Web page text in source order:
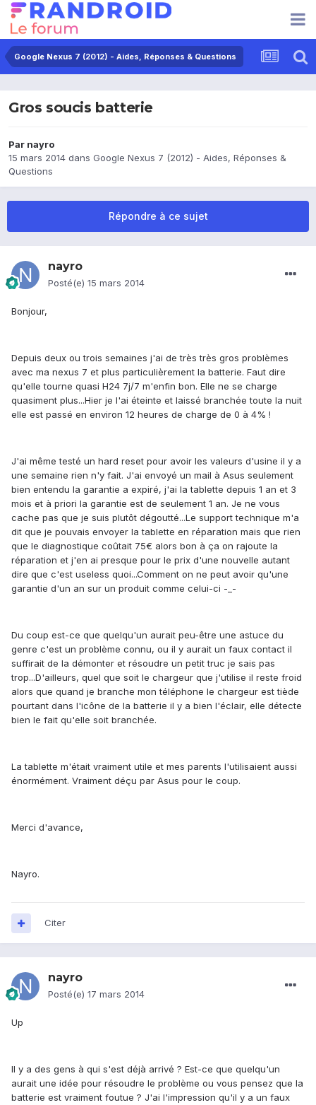
Google Nexus 7 (2012) - Aides, Réponses & Questions
Gros soucis batterie
Par nayro
15 mars 2014 dans Google Nexus 7 (2012) - Aides, Réponses &
Questions
Répondre à ce sujet
nayro
Posté(e) 15 mars 2014
Bonjour,
Depuis deux ou trois semaines j'ai de très très gros problèmes
avec ma nexus 7 et plus particulièrement la batterie. Faut dire
qu'elle tourne quasi H24 7j/7 m'enfin bon. Elle ne se charge
quasiment plus...Hier je l'ai éteinte et laissé branchée toute la nuit
elle est passé en environ 12 heures de charge de 0 à 4% !
J'ai même testé un hard reset pour avoir les valeurs d'usine il y a
une semaine rien n'y fait. J'ai envoyé un mail à Asus seulement
bien entendu la garantie a expiré, j'ai la tablette depuis 1 an et 3
mois et à priori la garantie est de seulement 1 an. Je ne vous
cache pas que je suis plutôt dégoutté...Le support technique m'a
dit que je pouvais envoyer la tablette en réparation mais que rien
que le diagnostique coûtait 75€ alors bon à ça on rajoute la
réparation et j'en ai presque pour le prix d'une nouvelle autant
dire que c'est useless quoi...Comment on ne peut avoir qu'une
garantie d'un an sur un produit comme celui-ci -_-
Du coup est-ce que quelqu'un aurait peu-être une astuce du
genre c'est un problème connu, ou il y aurait un faux contact il
suffirait de la démonter et résoudre un petit truc je sais pas
trop...D'ailleurs, quel que soit le chargeur que j'utilise il reste froid
alors que quand je branche mon téléphone le chargeur est tiède
pourtant dans l'icône de la batterie il y a bien l'éclair, elle détecte
bien le fait qu'elle soit branchée.
La tablette m'était vraiment utile et mes parents l'utilisaient aussi
énormément. Vraiment déçu par Asus pour le coup.
Merci d'avance,
Nayro.
Citer
nayro
Posté(e) 17 mars 2014
Up
Il y a des gens à qui s'est déjà arrivé ? Est-ce que quelqu'un
aurait une idée pour résoudre le problème ou vous pensez que la
batterie est vraiment foutue ? J'ai l'impression qu'il y a un faux